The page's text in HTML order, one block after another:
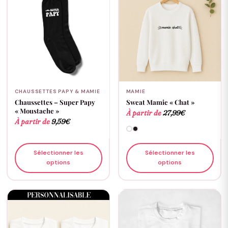
CHAUSSETTES PAPY & MAMIE
Chaussettes – Super Papy
« Moustache »
À partir de9,59€
Sélectionner les
options
MAMIE
Sweat Mamie « Chat »
À partir de27,99€
Sélectionner les
options